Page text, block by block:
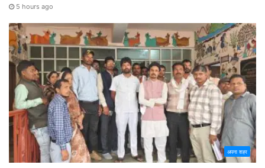
5 hours ago
अपना शहर